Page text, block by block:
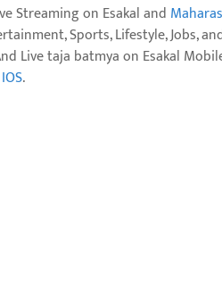
Streaming on Esakal and
Sports, Lifestyle, Jobs, and
And Live taja batmya on Esakal
IOS.